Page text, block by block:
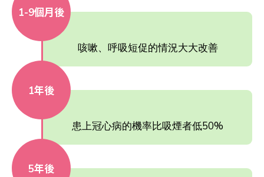
1-9個月後
咳嗽、呼吸短促的情況大大改善
1年後
患上冠心病的機率比吸煙者低50%
5年後